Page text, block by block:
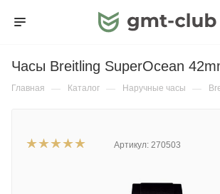
Часы Breitling SuperOcean
Главная — Каталог — Наручные часы —
Артикул: 270503